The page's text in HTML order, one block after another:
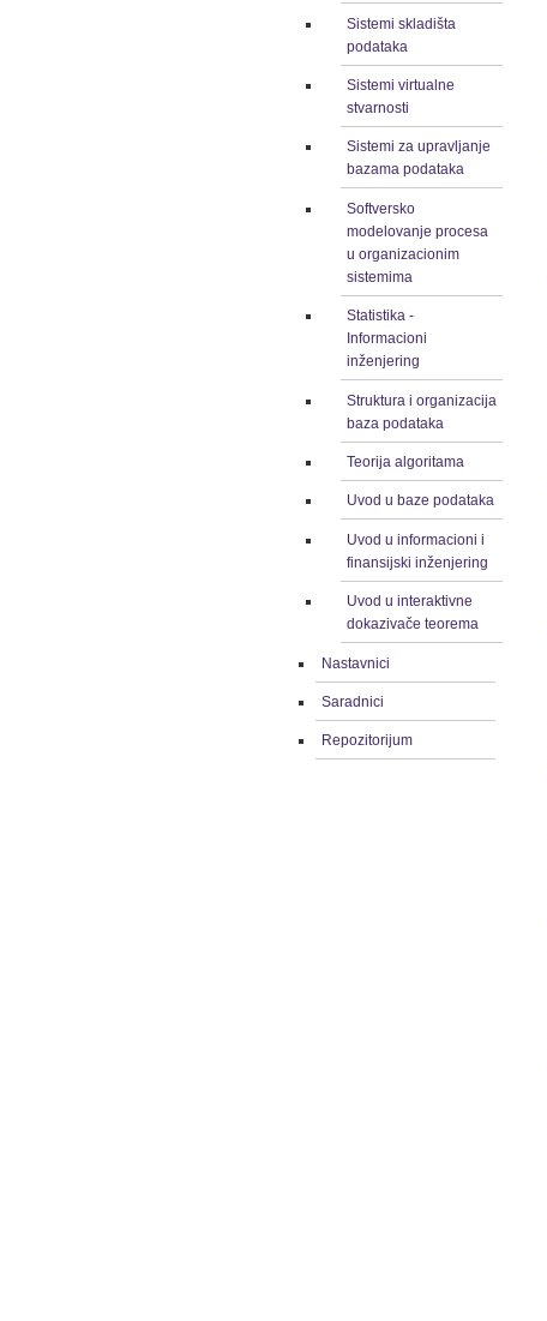
Sistemi skladišta
podataka
Sistemi virtualne
stvarnosti
Sistemi za upravljanje
bazama podataka
Softversko
modelovanje procesa
u organizacionim
sistemima
Statistika -
Informacioni
inženjering
Struktura i organizacija
baza podataka
Teorija algoritama
Uvod u baze podataka
Uvod u informacioni i
finansijski inženjering
Uvod u interaktivne
dokazivače teorema
Nastavnici
Saradnici
Repozitorijum